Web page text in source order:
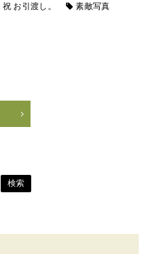
祝 お引渡し。
素敵写真